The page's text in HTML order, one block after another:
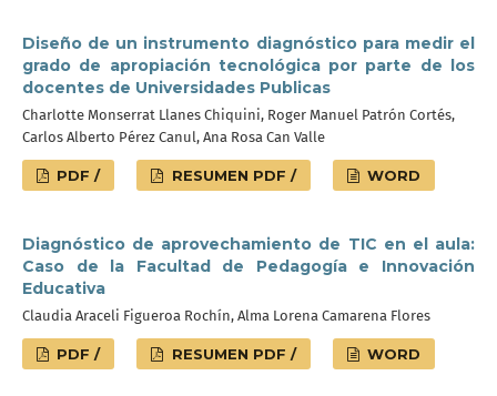
Diseño de un instrumento diagnóstico para medir el
grado de apropiación tecnológica por parte de los
docentes de Universidades Publicas
Charlotte Monserrat Llanes Chiquini, Roger Manuel Patrón Cortés,
Carlos Alberto Pérez Canul, Ana Rosa Can Valle
PDF / RESUMEN PDF / WORD
Diagnóstico de aprovechamiento de TIC en el aula:
Caso de la Facultad de Pedagogía e Innovación
Educativa
Claudia Araceli Figueroa Rochín, Alma Lorena Camarena Flores
PDF / RESUMEN PDF / WORD